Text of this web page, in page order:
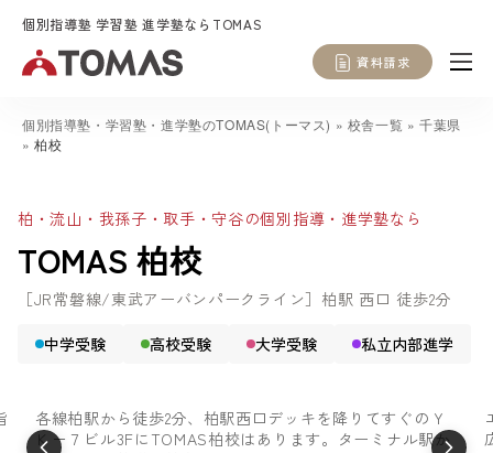
個別指導塾 学習塾 進学塾ならTOMAS
資料請求
個別指導塾・学習塾・進学塾のTOMAS(トーマス) » 校舎一覧 »千葉県
»柏校
柏・流山・我孫子・取手・守谷の個別指導・進学塾なら
TOMAS 柏校
［JR常磐線/東武アーバンパークライン］柏駅 西口 徒歩2分
中学受験 高校受験 大学受験 私立内部進学
各線柏駅から徒歩2分、柏駅西口デッキを降りてすぐのＹ
Ｋ－７ビル3FにTOMAS柏校はあります。ターミナル駅か